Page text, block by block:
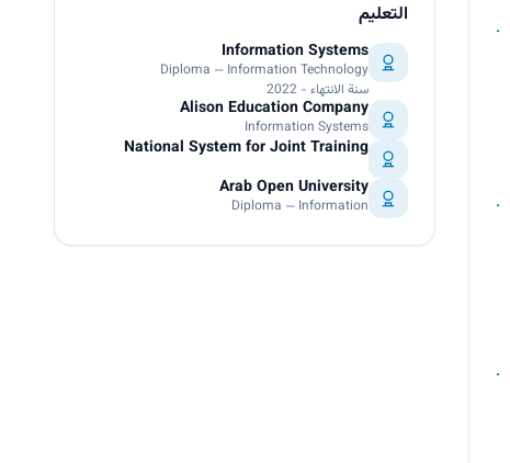
التعليم
Information Systems
Diploma — Information Technology
سنة الانتهاء - 2022
Alison Education Company
Information Systems
National System for Joint Training
Arab Open University
Diploma — Information